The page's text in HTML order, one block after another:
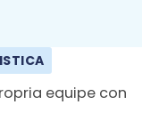
equipe con